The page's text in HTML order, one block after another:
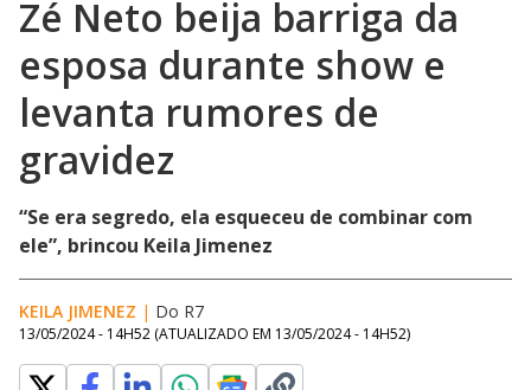
Zé Neto beija barriga da
esposa durante show e
levanta rumores de
gravidez
“Se era segredo, ela esqueceu de combinar com
ele”, brincou Keila Jimenez
KEILA JIMENEZ | Do R7
13/05/2024 - 14H52 (ATUALIZADO EM 13/05/2024 - 14H52)